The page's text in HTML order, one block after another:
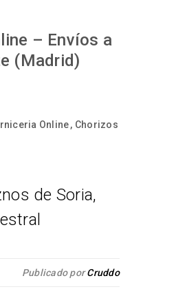
– Envíos a
(Madrid)
Online, Chorizos
de Soria,
Publicado porCruddo